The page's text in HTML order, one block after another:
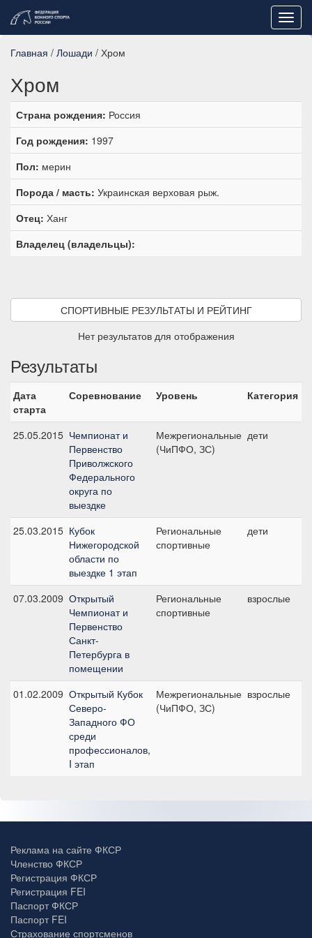
Главная / Лошади / Хром
Хром
Страна рождения: Россия
Год рождения: 1997
Пол: мерин
Порода / масть: Украинская верховая рыж.
Отец: Ханг
Владелец (владельцы):
СПОРТИВНЫЕ РЕЗУЛЬТАТЫ И РЕЙТИНГ
Нет результатов для отображения
Результаты
Дата
старта
Соревнование Уровень Категория
25.05.2015 Чемпионат и
Первенство
Приволжского
Федерального
округа по
выездке
Межрегиональные
(ЧиПФО, ЗС)
дети
25.03.2015 Кубок
Нижегородской
области по
выездке 1 этап
Региональные
спортивные
дети
07.03.2009 Открытый
Чемпионат и
Первенство
Санкт-
Петербурга в
помещении
Региональные
спортивные
взрослые
01.02.2009 Открытый Кубок
Северо-
Западного ФО
среди
профессионалов,
I этап
Межрегиональные
(ЧиПФО, ЗС)
взрослые
Реклама на сайте ФКСР
Членство ФКСР
Регистрация ФКСР
Регистрация FEI
Паспорт ФКСР
Паспорт FEI
Страхование спортсменов